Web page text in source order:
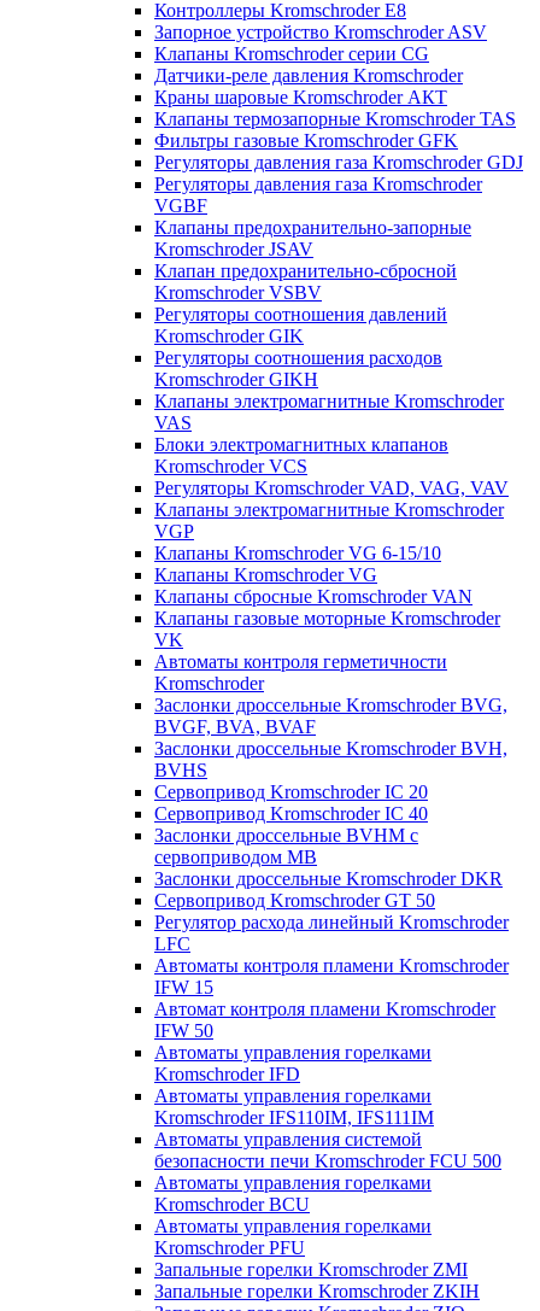
Контроллеры Kromschroder E8
Запорное устройство Kromschroder ASV
Клапаны Kromschroder серии CG
Датчики-реле давления Kromschroder
Краны шаровые Kromschroder АКТ
Клапаны термозапорные Kromschroder TAS
Фильтры газовые Kromschroder GFK
Регуляторы давления газа Kromschroder GDJ
Регуляторы давления газа Kromschroder
VGBF
Клапаны предохранительно-запорные
Kromschroder JSAV
Клапан предохранительно-сбросной
Kromschroder VSBV
Регуляторы соотношения давлений
Kromschroder GIK
Регуляторы соотношения расходов
Kromschroder GIKH
Клапаны электромагнитные Kromschroder
VAS
Блоки электромагнитных клапанов
Kromschroder VCS
Регуляторы Kromschroder VAD, VAG, VAV
Клапаны электромагнитные Kromschroder
VGP
Клапаны Kromschroder VG 6-15/10
Клапаны Kromschroder VG
Клапаны сбросные Kromschroder VAN
Клапаны газовые моторные Kromschroder
VK
Автоматы контроля герметичности
Kromschroder
Заслонки дроссельные Kromschroder BVG,
BVGF, BVA, BVAF
Заслонки дроссельные Kromschroder BVH,
BVHS
Сервопривод Kromschroder IC 20
Сервопривод Kromschroder IC 40
Заслонки дроссельные BVHM с
сервоприводом МВ
Заслонки дроссельные Kromschroder DKR
Cервопривод Kromschroder GT 50
Регулятор расхода линейный Kromschroder
LFC
Автоматы контроля пламени Kromschroder
IFW 15
Автомат контроля пламени Kromschroder
IFW 50
Автоматы управления горелками
Kromschroder IFD
Автоматы управления горелками
Kromschroder IFS110IM, IFS111IM
Автоматы управления системой
безопасности печи Kromschroder FCU 500
Автоматы управления горелками
Kromschroder BCU
Автоматы управления горелками
Kromschroder PFU
Запальные горелки Kromschroder ZМI
Запальные горелки Kromschroder ZKIH